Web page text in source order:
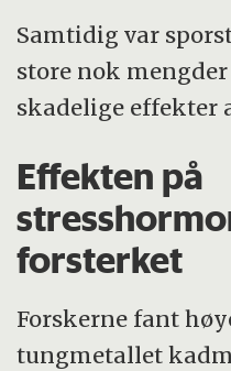
Samtidig var
store nok
skadelige effekter
Effekten på
forsterket
Forskerne fant
tungmetallet